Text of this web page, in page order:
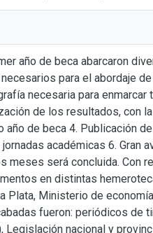
año de beca abarcaron
para el abordaje
necesaria para enmarcar
de los resultados, con
año de beca 4. Publicación
académicas 6. Gran
será concluida. Con
en distintas
Plata, Ministerio de
fueron: periódicos de
Legislación nacional y